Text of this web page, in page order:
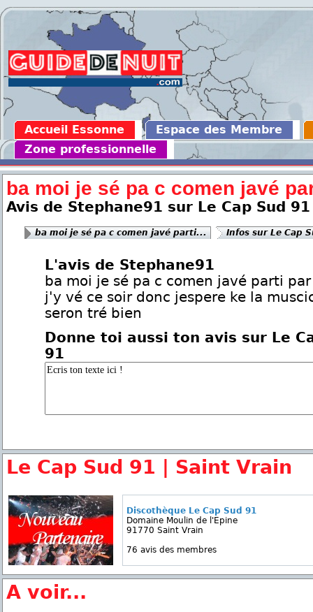
Accueil Essonne
Espace des Membre
Zone professionnelle
ba moi je sé pa c comen javé
Avis de Stephane91 sur Le Cap Sud 91
ba moi je sé pa c comen javé parti... Infos sur Le Cap
L'avis de Stephane91
ba moi je sé pa c comen javé parti
j'y vé ce soir donc jespere ke la
seron tré bien
Donne toi aussi ton avis sur Le
91
Le Cap Sud 91 | Saint Vrain
Discothèque Le Cap Sud 91
Domaine Moulin de l'Epine
91770 Saint Vrain
76 avis des membres
A voir...